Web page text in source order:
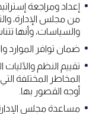
إعداد ومراجعة
من مجلس الإدارة،
والسياسات، وأنها
ضمان توافر الموارد
تقييم النظم
المخاطر المختلفة
أوجه القصور بها.
مساعدة مجلس